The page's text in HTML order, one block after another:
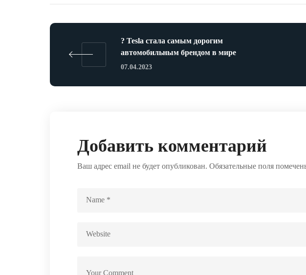
? Tesla стала самым дорогим
автомобильным брендом в мире
07.04.2023
Добавить комментарий
Ваш адрес email не будет опубликован. Обязательные поля